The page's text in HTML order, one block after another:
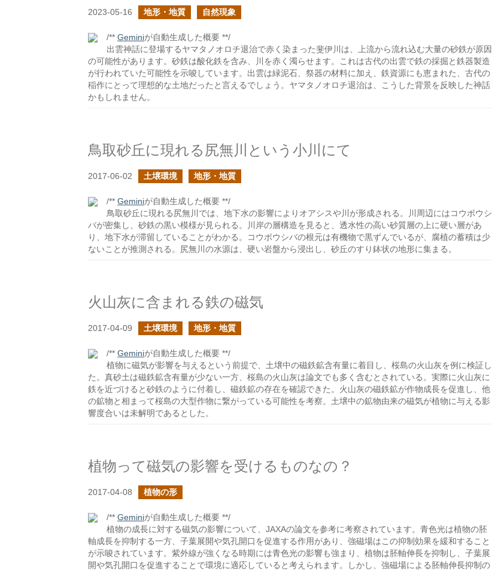
2023-05-16 地形・地質 自然現象
/** Geminiが自動生成した概要 **/
出雲神話に登場するヤマタノオロチ退治で赤く染まった斐伊川は、上流から流れ込む大量の砂鉄が原因
の可能性があります。砂鉄は酸化鉄を含み、川を赤く濁らせます。これは古代の出雲で鉄の採掘と鉄器製造
が行われていた可能性を示唆しています。出雲は緑泥石、祭器の材料に加え、鉄資源にも恵まれた、古代の
稲作にとって理想的な土地だったと言えるでしょう。ヤマタノオロチ退治は、こうした背景を反映した神話
かもしれません。
鳥取砂丘に現れる尻無川という小川にて
2017-06-02 土壌環境 地形・地質
/** Geminiが自動生成した概要 **/
鳥取砂丘に現れる尻無川では、地下水の影響によりオアシスや川が形成される。川周辺にはコウボウシ
バが密集し、砂鉄の黒い模様が見られる。川岸の層構造を見ると、透水性の高い砂質層の上に硬い層があ
り、地下水が滞留していることがわかる。コウボウシバの根元は有機物で黒ずんでいるが、腐植の蓄積は少
ないことが推測される。尻無川の水源は、硬い岩盤から浸出し、砂丘のすり鉢状の地形に集まる。
火山灰に含まれる鉄の磁気
2017-04-09 土壌環境 地形・地質
/** Geminiが自動生成した概要 **/
植物に磁気が影響を与えるという前提で、土壌中の磁鉄鉱含有量に着目し、桜島の火山灰を例に検証し
た。真砂土は磁鉄鉱含有量が少ない一方、桜島の火山灰は論文でも多く含むとされている。実際に火山灰に
鉄を近づけると砂鉄のように付着し、磁鉄鉱の存在を確認できた。火山灰の磁鉄鉱が作物成長を促進し、他
の鉱物と相まって桜島の大型作物に繋がっている可能性を考察。土壌中の鉱物由来の磁気が植物に与える影
響度合いは未解明であるとした。
植物って磁気の影響を受けるものなの？
2017-04-08 植物の形
/** Geminiが自動生成した概要 **/
植物の成長に対する磁気の影響について、JAXAの論文を参考に考察されています。青色光は植物の胚
軸成長を抑制する一方、子葉展開や気孔開口を促進する作用があり、強磁場はこの抑制効果を緩和すること
が示唆されています。紫外線が強くなる時期には青色光の影響も強まり、植物は胚軸伸長を抑制し、子葉展
開や気孔開口を促進することで環境に適応していると考えられます。しかし、強磁場による胚軸伸長抑制の